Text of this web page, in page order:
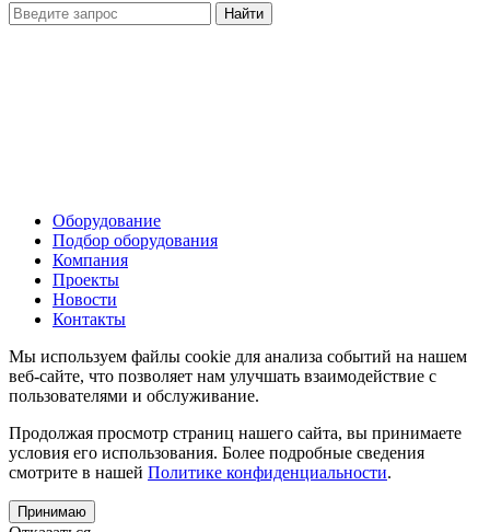
Оборудование
Подбор оборудования
Компания
Проекты
Новости
Контакты
Мы используем файлы cookie для анализа событий на нашем
веб-сайте, что позволяет нам улучшать взаимодействие с
пользователями и обслуживание.
Продолжая просмотр страниц нашего сайта, вы принимаете
условия его использования. Более подробные сведения
смотрите в нашей Политике конфиденциальности.
Принимаю